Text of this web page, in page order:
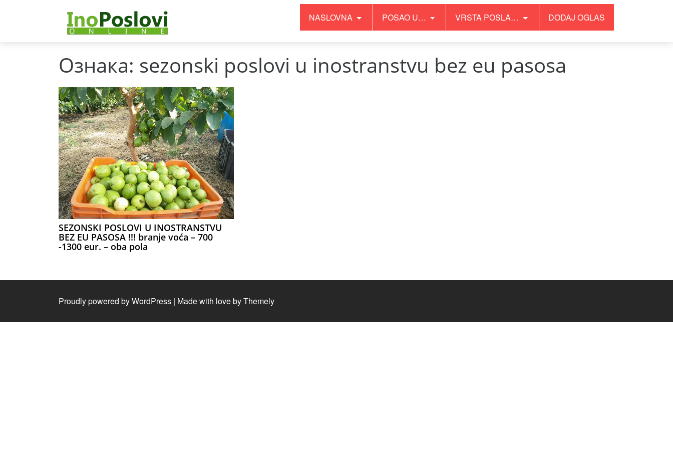
NASLOVNA POSAO U… VRSTA POSLA… DODAJ OGLAS
Ознака: sezonski poslovi u inostranstvu bez eu pasosa
SEZONSKI POSLOVI U INOSTRANSTVU
BEZ EU PASOSA !!! branje voća – 700
-1300 eur. – oba pola
Proudly powered by WordPress | Made with love byThemely